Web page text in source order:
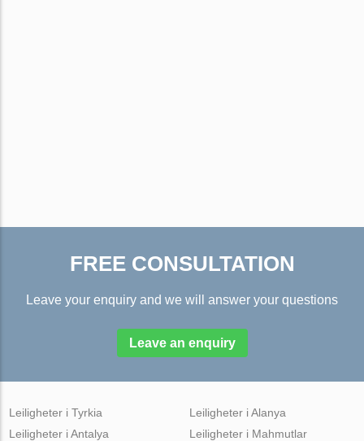
FREE CONSULTATION
Leave your enquiry and we will answer your questions
Leave an enquiry
Leiligheter i Tyrkia
Leiligheter i Antalya
Leiligheter i Alanya
Leiligheter i Mahmutlar